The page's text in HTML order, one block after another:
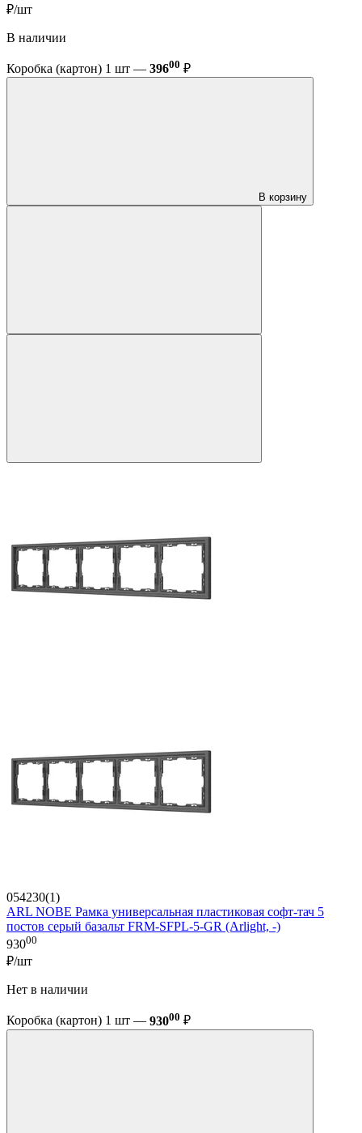
₽/шт
В наличии
Коробка (картон) 1 шт — 39600 ₽
В корзину
054230(1)
ARL NOBE Рамка универсальная пластиковая софт-тач 5
постов серый базальт FRM-SFPL-5-GR (Arlight, -)
93000
₽/шт
Нет в наличии
Коробка (картон) 1 шт — 93000 ₽